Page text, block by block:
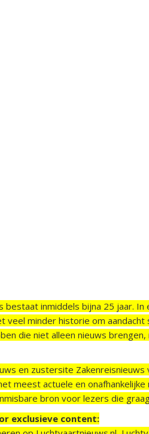
bestaat inmiddels bijna 25 jaar.
veel minder historie om
die niet alleen nieuws
en zustersite
meest actuele en
bron voor lezers die
exclusieve content: